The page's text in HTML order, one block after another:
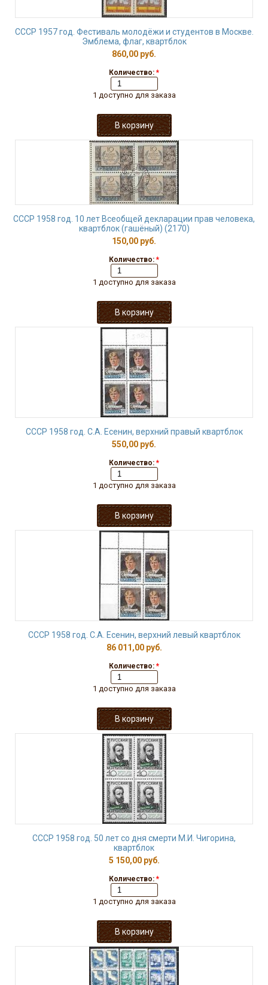
СССР 1957 год. Фестиваль молодёжи и студентов в Москве.
Эмблема, флаг, квартблок
860,00 руб.
Количество: *
1 доступно для заказа
СССР 1958 год. 10 лет Всеобщей декларации прав человека,
квартблок (гашёный) (2170)
150,00 руб.
Количество: *
1 доступно для заказа
СССР 1958 год. С.А. Есенин, верхний правый квартблок
550,00 руб.
Количество: *
1 доступно для заказа
СССР 1958 год. С.А. Есенин, верхний левый квартблок
86 011,00 руб.
Количество: *
1 доступно для заказа
СССР 1958 год. 50 лет со дня смерти М.И. Чигорина,
квартблок
5 150,00 руб.
Количество: *
1 доступно для заказа